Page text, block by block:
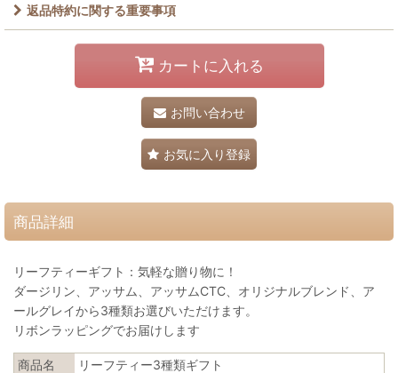
返品特約に関する重要事項
カートに入れる
お問い合わせ
お気に入り登録
商品詳細
リーフティーギフト：気軽な贈り物に！
ダージリン、アッサム、アッサムCTC、オリジナルブレンド、ア
ールグレイから3種類お選びいただけます。
リボンラッピングでお届けします
商品名
リーフティー3種類ギフト